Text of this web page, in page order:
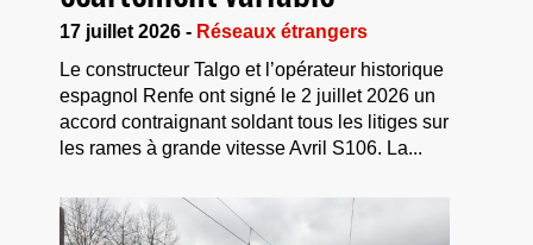
17 juillet 2026 - Réseaux étrangers
Le constructeur Talgo et l’opérateur historique
espagnol Renfe ont signé le 2 juillet 2026 un
accord contraignant soldant tous les litiges sur
les rames à grande vitesse Avril S106. La...